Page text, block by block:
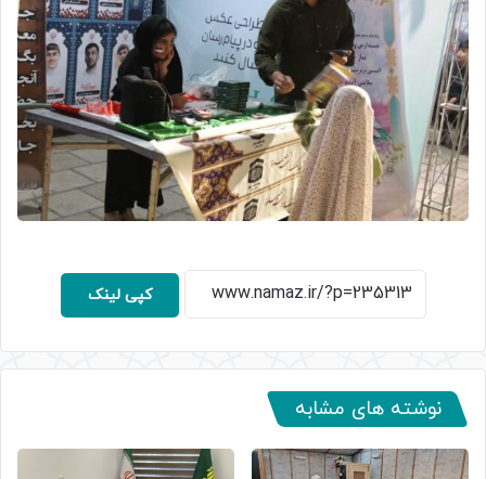
کپی لینک
نوشته های مشابه